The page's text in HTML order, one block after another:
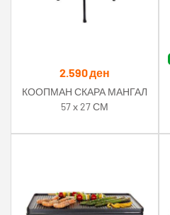
2.590ден
КООПМАН СКАРА МАНГАЛ
57 х 27 СМ